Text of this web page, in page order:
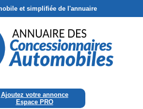
et simplifiée de l'annuaire
Ajoutez votre annonce
Espace PRO